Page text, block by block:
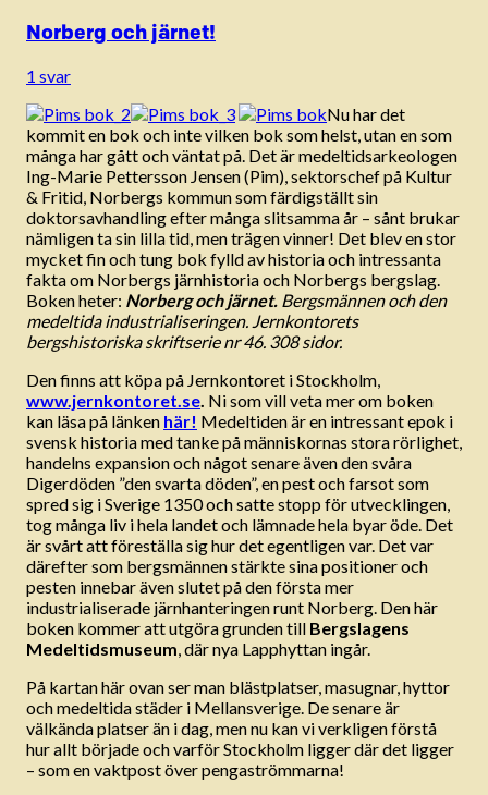
Norberg och järnet!
1 svar
Nu har det
kommit en bok och inte vilken bok som helst, utan en som
många har gått och väntat på. Det är medeltidsarkeologen
Ing-Marie Pettersson Jensen (Pim), sektorschef på Kultur
& Fritid, Norbergs kommun som färdigställt sin
doktorsavhandling efter många slitsamma år – sånt brukar
nämligen ta sin lilla tid, men trägen vinner! Det blev en stor
mycket fin och tung bok fylld av historia och intressanta
fakta om Norbergs järnhistoria och Norbergs bergslag.
Boken heter: Norberg och järnet. Bergsmännen och den
medeltida industrialiseringen. Jernkontorets
bergshistoriska skriftserie nr 46. 308 sidor.
Den finns att köpa på Jernkontoret i Stockholm,
www.jernkontoret.se. Ni som vill veta mer om boken
kan läsa på länken här! Medeltiden är en intressant epok i
svensk historia med tanke på människornas stora rörlighet,
handelns expansion och något senare även den svåra
Digerdöden ”den svarta döden”, en pest och farsot som
spred sig i Sverige 1350 och satte stopp för utvecklingen,
tog många liv i hela landet och lämnade hela byar öde. Det
är svårt att föreställa sig hur det egentligen var. Det var
därefter som bergsmännen stärkte sina positioner och
pesten innebar även slutet på den första mer
industrialiserade järnhanteringen runt Norberg. Den här
boken kommer att utgöra grunden till Bergslagens
Medeltidsmuseum, där nya Lapphyttan ingår.
På kartan här ovan ser man blästplatser, masugnar, hyttor
och medeltida städer i Mellansverige. De senare är
välkända platser än i dag, men nu kan vi verkligen förstå
hur allt började och varför Stockholm ligger där det ligger
– som en vaktpost över pengaströmmarna!